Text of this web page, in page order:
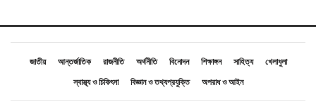
জাতীয় আন্তর্জাতিক রাজনীতি অর্থনীতি বিনোদন শিক্ষাঙ্গন সাহিত্য
খেলাধুলা
স্বাস্থ্য ও চিকিৎসা
বিজ্ঞান ও তথ্যপ্রযুক্তি অপরাধ ও আইন